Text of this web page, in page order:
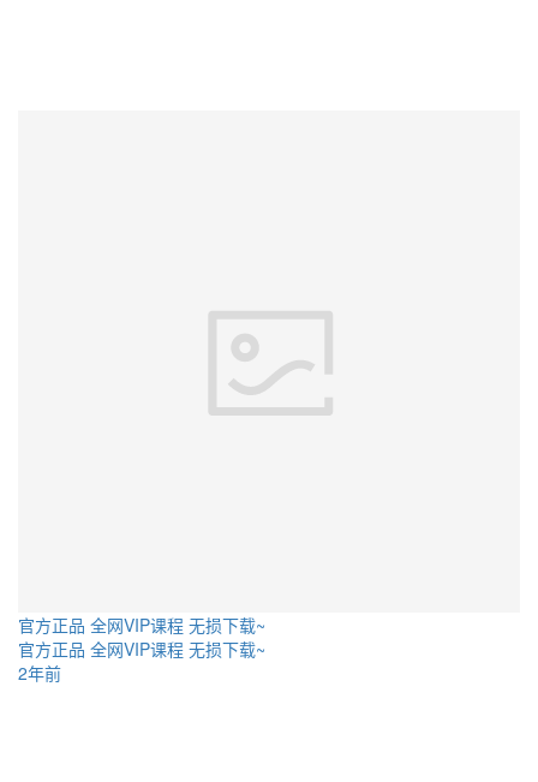
官方正品 全网VIP课程 无损下载~
官方正品 全网VIP课程 无损下载~
2年前